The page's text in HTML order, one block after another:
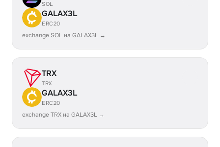
SOL
GALAX3L
ERC20
exchange SOL на GALAX3L →
TRX
TRX
GALAX3L
ERC20
exchange TRX на GALAX3L →